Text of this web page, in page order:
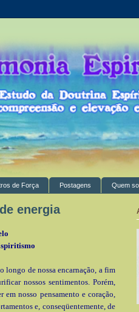
de Força Postagens Quem
energia
longo de nossa encarnação, a fim
nossos sentimentos. Porém,
em nosso pensamento e coração,
e, conseqüentemente, de